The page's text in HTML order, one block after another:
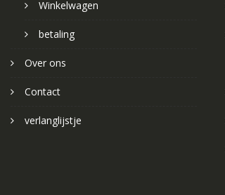
Winkelwagen
betaling
Over ons
Contact
verlanglijstje